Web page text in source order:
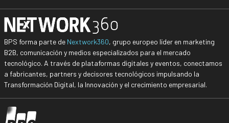
BPS forma parte de Nextwork360, grupo europeo líder en marketing
B2B, comunicación y medios especializados para el mercado
tecnológico. A través de plataformas digitales y eventos, conectamos
a fabricantes, partners y decisores tecnológicos impulsando la
Transformación Digital, la Innovación y el crecimiento empresarial.